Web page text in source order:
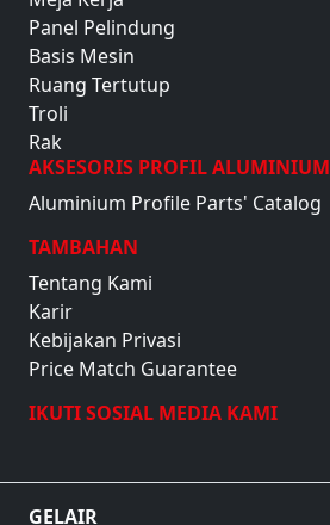
Panel Pelindung
Basis Mesin
Ruang Tertutup
Troli
Rak
AKSESORIS PROFIL ALUMINIUM
Aluminium Profile Parts' Catalog
TAMBAHAN
Tentang Kami
Karir
Kebijakan Privasi
Price Match Guarantee
IKUTI SOSIAL MEDIA KAMI
GELAIR